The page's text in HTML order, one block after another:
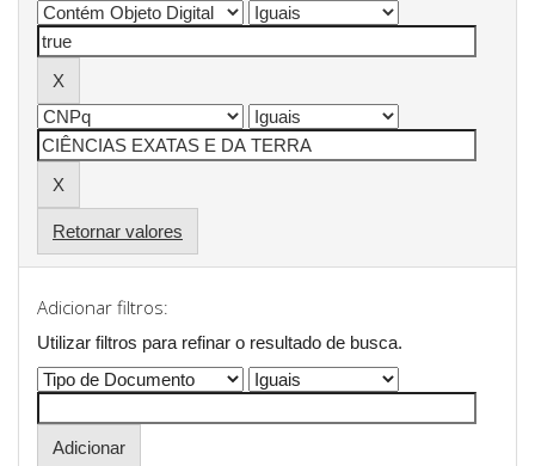
Retornar valores
Adicionar filtros:
Utilizar filtros para refinar o resultado de busca.